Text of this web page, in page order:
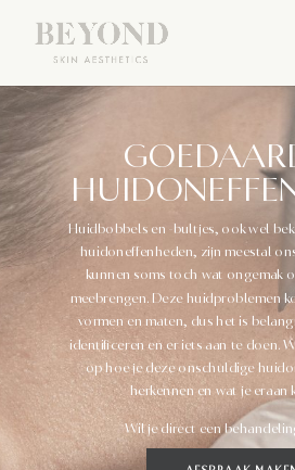
Huidbobbels en -bultjes, ook wel
huidoneffenheden, zijn meestal
kunnen soms toch wat ongemak
meebrengen. Deze huidproblemen
vormen en maten, dus het is
identificeren en er iets aan te doen.
op hoe je deze onschuldige
herkennen en wat je eraan
Wil je direct een